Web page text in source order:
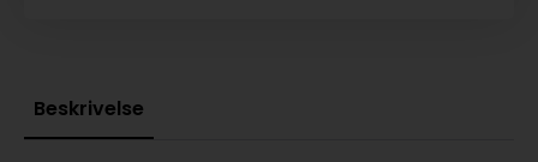
Beskrivelse